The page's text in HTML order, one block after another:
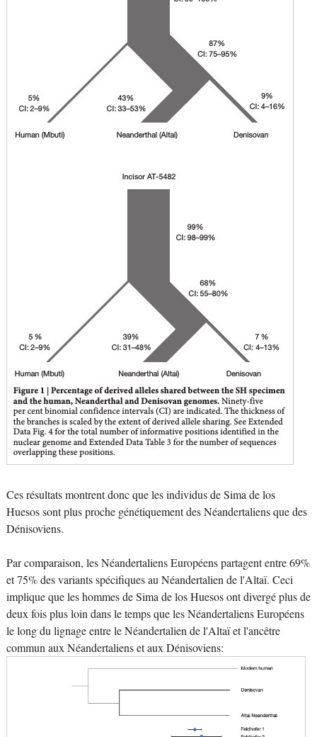
Ces résultats montrent donc que les individus de Sima de los
Huesos sont plus proche génétiquement des Néandertaliens que des
Dénisoviens.
Par comparaison, les Néandertaliens Européens partagent entre 69%
et 75% des variants spécifiques au Néandertalien de l'Altaï. Ceci
implique que les hommes de Sima de los Huesos ont divergé plus de
deux fois plus loin dans le temps que les Néandertaliens Européens
le long du lignage entre le Néandertalien de l'Altaï et l'ancêtre
commun aux Néandertaliens et aux Dénisoviens: